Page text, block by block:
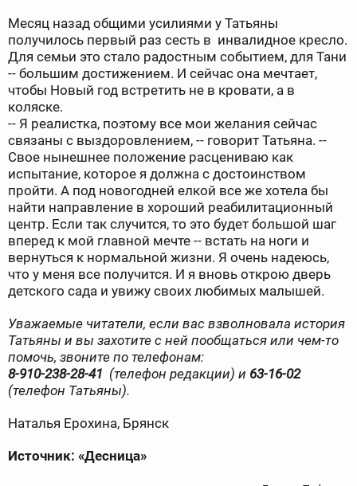
Месяц назад общими усилиями у Татьяны
получилось первый раз сесть в инвалидное кресло.
Для семьи это стало радостным событием, для Тани
-- большим достижением. И сейчас она мечтает,
чтобы Новый год встретить не в кровати, а в
коляске.
-- Я реалистка, поэтому все мои желания сейчас
связаны с выздоровлением, -- говорит Татьяна. --
Свое нынешнее положение расцениваю как
испытание, которое я должна с достоинством
пройти. А под новогодней елкой все же хотела бы
найти направление в хороший реабилитационный
центр. Если так случится, то это будет большой шаг
вперед к мой главной мечте -- встать на ноги и
вернуться к нормальной жизни. Я очень надеюсь,
что у меня все получится. И я вновь открою дверь
детского сада и увижу своих любимых малышей.
Уважаемые читатели, если вас взволновала история
Татьяны и вы захотите с ней пообщаться или чем-то
помочь, звоните по телефонам:
8-910-238-28-41 (телефон редакции) и 63-16-02
(телефон Татьяны).
Наталья Ерохина, Брянск
Источник: «Десница»